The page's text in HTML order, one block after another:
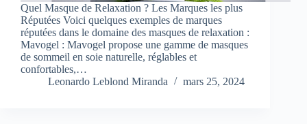
Quel Masque de Relaxation ? Les Marques les plus
Réputées Voici quelques exemples de marques
réputées dans le domaine des masques de relaxation :
Mavogel : Mavogel propose une gamme de masques
de sommeil en soie naturelle, réglables et
confortables,…
Leonardo Leblond Miranda
mars 25, 2024